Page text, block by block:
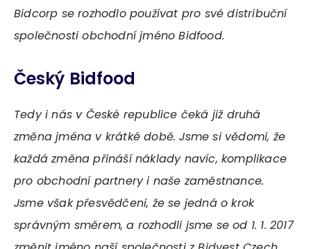
Bidcorp se rozhodlo používat pro své distribuční
společnosti obchodní jméno Bidfood.
Český Bidfood
Tedy i nás v České republice čeká již druhá
změna jména v krátké době. Jsme si vědomi, že
každá změna přináší náklady navíc, komplikace
pro obchodní partnery i naše zaměstnance.
Jsme však přesvědčeni, že se jedná o krok
správným směrem, a rozhodli jsme se od 1. 1. 2017